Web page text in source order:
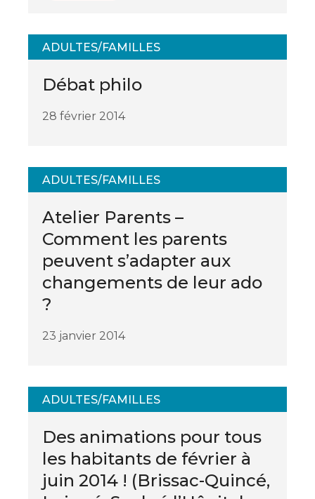
ADULTES/FAMILLES
Débat philo
28 février 2014
ADULTES/FAMILLES
Atelier Parents –
Comment les parents
peuvent s’adapter aux
changements de leur ado
?
23 janvier 2014
ADULTES/FAMILLES
Des animations pour tous
les habitants de février à
juin 2014 ! (Brissac-Quincé,